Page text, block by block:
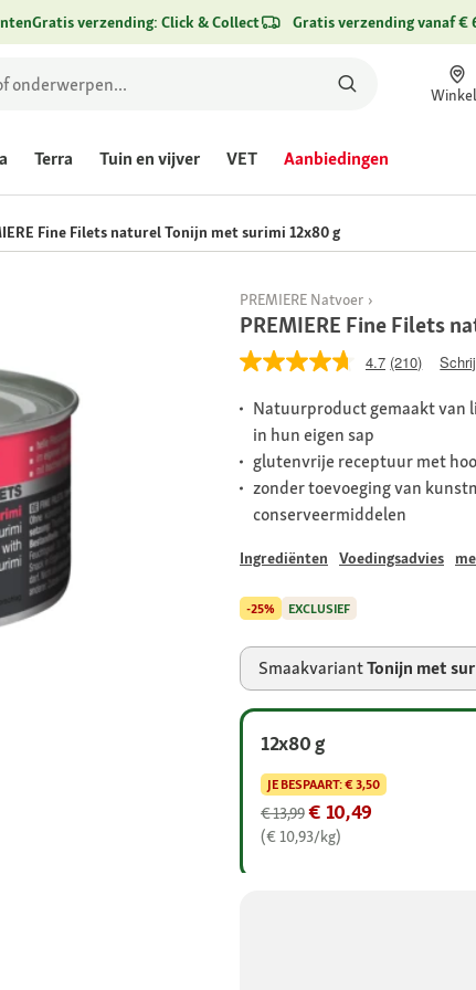
Gratis verzending: Click & Collect Gratis verzending vanaf €
Terra Tuin en vijver VET Aanbiedingen
Fine Filets naturel Tonijn met surimi 12x80 g
PREMIERE Natvoer
PREMIERE Fine Filets
4.7 (210)
Natuurproduct gemaakt van
in hun eigen sap
glutenvrije receptuur met
zonder toevoeging van
conserveermiddelen
Ingrediënten Voedingsadvies
-25% EXCLUSIEF
SmaakvariantTonijn met
12x80 g
JE BESPAART:€ 3,50
€ 13,99 € 10,49
(€ 10,93/kg)